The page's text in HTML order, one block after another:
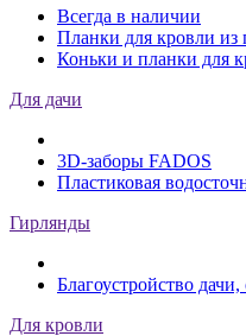
Всегда в наличии
Планки для кровли из
Коньки и планки для
Для дачи
3D-заборы FADOS
Пластиковая
Гирлянды
Благоустройство дачи,
Для кровли